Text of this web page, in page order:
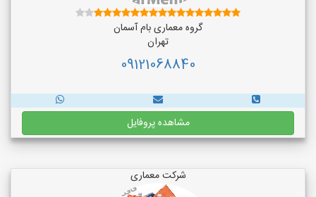
گروه معماری بام آسمان
تهران
09121068840
مشاهده پروفایل
شرکت معماری